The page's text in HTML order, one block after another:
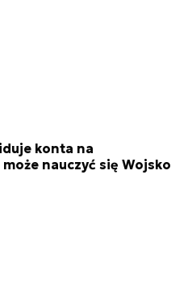
konta na
nauczyć się Wojsko